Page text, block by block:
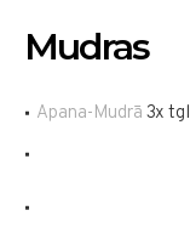
Mudras
Apana-Mudrā 3x